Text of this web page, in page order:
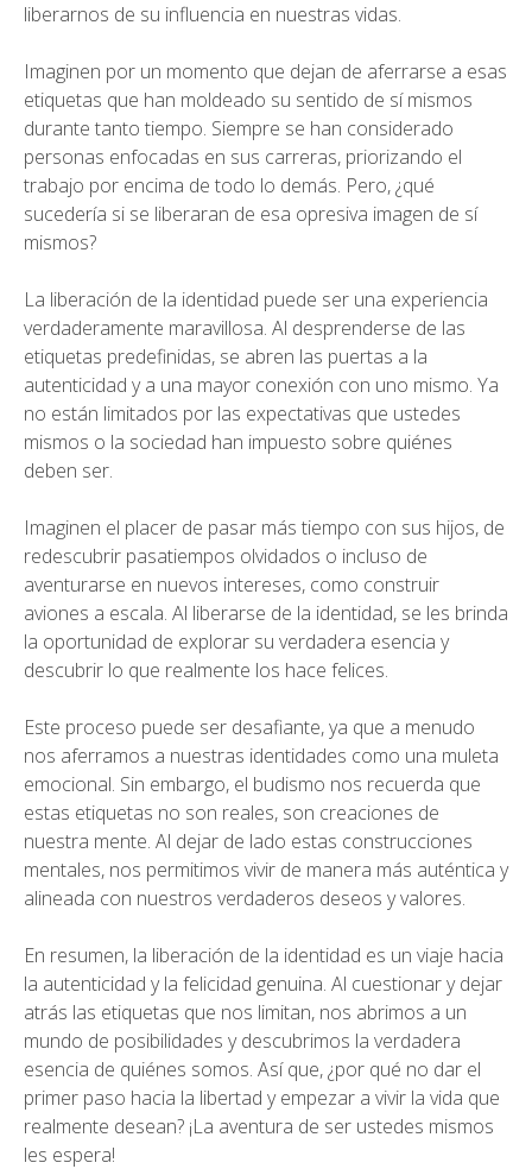
liberarnos de su influencia en nuestras vidas.
Imaginen por un momento que dejan de aferrarse a esas
etiquetas que han moldeado su sentido de sí mismos
durante tanto tiempo. Siempre se han considerado
personas enfocadas en sus carreras, priorizando el
trabajo por encima de todo lo demás. Pero, ¿qué
sucedería si se liberaran de esa opresiva imagen de sí
mismos?
La liberación de la identidad puede ser una experiencia
verdaderamente maravillosa. Al desprenderse de las
etiquetas predefinidas, se abren las puertas a la
autenticidad y a una mayor conexión con uno mismo. Ya
no están limitados por las expectativas que ustedes
mismos o la sociedad han impuesto sobre quiénes
deben ser.
Imaginen el placer de pasar más tiempo con sus hijos, de
redescubrir pasatiempos olvidados o incluso de
aventurarse en nuevos intereses, como construir
aviones a escala. Al liberarse de la identidad, se les brinda
la oportunidad de explorar su verdadera esencia y
descubrir lo que realmente los hace felices.
Este proceso puede ser desafiante, ya que a menudo
nos aferramos a nuestras identidades como una muleta
emocional. Sin embargo, el budismo nos recuerda que
estas etiquetas no son reales, son creaciones de
nuestra mente. Al dejar de lado estas construcciones
mentales, nos permitimos vivir de manera más auténtica y
alineada con nuestros verdaderos deseos y valores.
En resumen, la liberación de la identidad es un viaje hacia
la autenticidad y la felicidad genuina. Al cuestionar y dejar
atrás las etiquetas que nos limitan, nos abrimos a un
mundo de posibilidades y descubrimos la verdadera
esencia de quiénes somos. Así que, ¿por qué no dar el
primer paso hacia la libertad y empezar a vivir la vida que
realmente desean? ¡La aventura de ser ustedes mismos
les espera!